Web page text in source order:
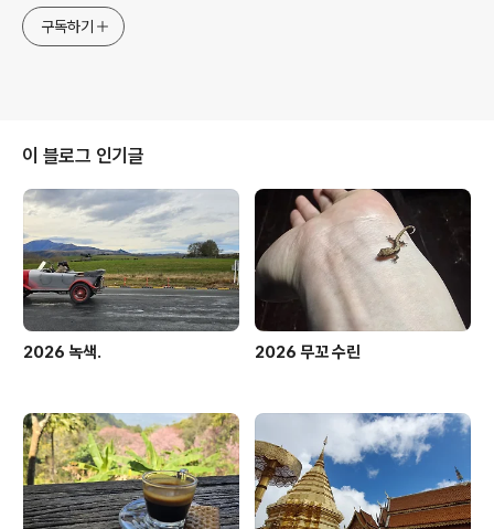
구독하기
이 블로그 인기글
2026 녹색. 2026 무꼬 수린